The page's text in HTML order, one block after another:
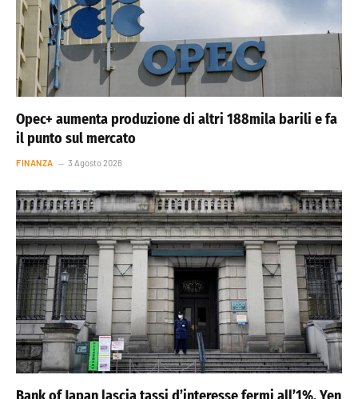
Opec+ aumenta produzione di altri 188mila barili e fa
il punto sul mercato
FINANZA 3 Agosto 2026